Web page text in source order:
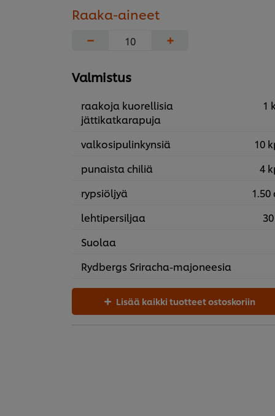
Raaka-aineet
−
+
Valmistus
raakoja kuorellisia
jättikatkarapuja
1
valkosipulinkynsiä
10
punaista chiliä
4
rypsiöljyä
1.50
lehtipersiljaa
Suolaa
Rydbergs Sriracha-majoneesia
Lisää kaikki tuotteet ostoskoriin